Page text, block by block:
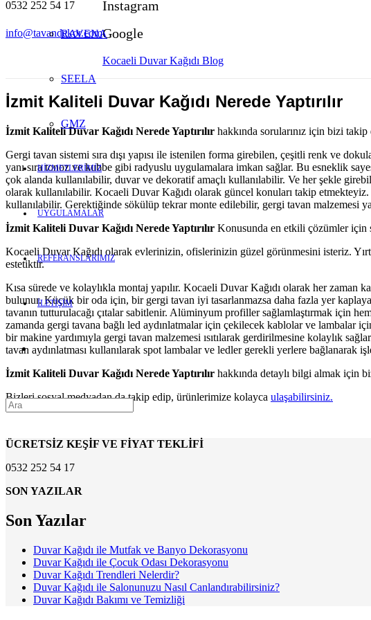
0532 252 54 17
info@tavandekor.com
Instagram
Google
Kocaeli Duvar Kağıdı Blog
RAVENA
SEELA
GMZ
HİZMETLERİMİZ
UYGULAMALAR
REFERANSLARIMIZ
İLETİŞİM
İzmit Kaliteli Duvar Kağıdı Nerede Yaptırılır
İzmit Kaliteli Duvar Kağıdı Nerede Yaptırılır hakkında sorularınız için bizi
Gergi tavan sistemi sıra dışı yapısı ile istenilen forma girebilen, çeşitli renk ve
yanı sıra tonoz ve kubbe gibi radyuslu uygulamalara imkan sağlar. Bu esneklik
çok alanda kullanılabilir, duvar ve dekoratif amaçlı kullanılabilir. Ve her şekle
olarak kullanılabilir. Kocaeli Duvar Kağıdı olarak güncel konuları takip
kullanılabilir. Gerektiğinde sökülüp tekrar monte edilebilir, gergi tavan malzemesi
İzmit Kaliteli Duvar Kağıdı Nerede Yaptırılır Konusunda en etkili çözümler için
Kocaeli Duvar Kağıdı olarak evlerinizin, ofislerinizin güzel görünmesini isteriz.
estetiktir.
Kısa sürede ve kolaylıkla montaj yapılır. Kocaeli Duvar Kağıdı olarak her
bulunur. Küçük bir oda için, bir gergi tavan iyi tasarlanmazsa daha fazla yer
tavanın tutturulacağı çıtalar sabitlenir. Alüminyum profiller sağlamlaştırmak için
zamanda gergi tavana bağlı led aydınlatmalar için çekilecek kablolar ve lambalar
bir makine yardımıyla gergi tavan malzemesi ısıtılarak gerdirilmesine kolaylık
tavan aydınlatması kullanılarak spot lambalar ve ledler gerekli yerlere bağlanarak
İzmit Kaliteli Duvar Kağıdı Nerede Yaptırılır hakkında detaylı bilgi almak için
Bizleri sosyal medyadan da takip edip, ürünlerimize kolayca ulaşabilirsiniz.
ÜCRETSİZ KEŞİF VE FİYAT TEKLİFİ
0532 252 54 17
SON YAZILAR
Son Yazılar
Duvar Kağıdı ile Mutfak ve Banyo Dekorasyonu
Duvar Kağıdı ile Çocuk Odası Dekorasyonu
Duvar Kağıdı Trendleri Nelerdir?
Duvar Kağıdı ile Salonunuzu Nasıl Canlandırabilirsiniz?
Duvar Kağıdı Bakımı ve Temizliği